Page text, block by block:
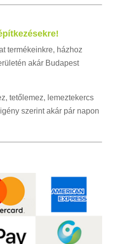
termékeinkre, házhoz
akár Budapest
tetőlemez, lemeztekercs
szerint akár pár napon